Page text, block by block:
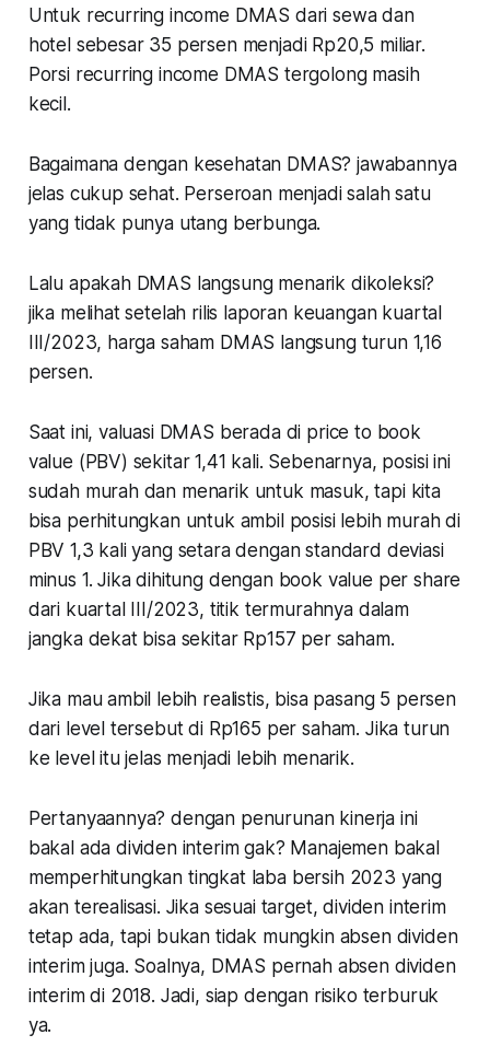
Untuk recurring income DMAS dari sewa dan
hotel sebesar 35 persen menjadi Rp20,5 miliar.
Porsi recurring income DMAS tergolong masih
kecil.
Bagaimana dengan kesehatan DMAS? jawabannya
jelas cukup sehat. Perseroan menjadi salah satu
yang tidak punya utang berbunga.
Lalu apakah DMAS langsung menarik dikoleksi?
jika melihat setelah rilis laporan keuangan kuartal
III/2023, harga saham DMAS langsung turun 1,16
persen.
Saat ini, valuasi DMAS berada di price to book
value (PBV) sekitar 1,41 kali. Sebenarnya, posisi ini
sudah murah dan menarik untuk masuk, tapi kita
bisa perhitungkan untuk ambil posisi lebih murah di
PBV 1,3 kali yang setara dengan standard deviasi
minus 1. Jika dihitung dengan book value per share
dari kuartal III/2023, titik termurahnya dalam
jangka dekat bisa sekitar Rp157 per saham.
Jika mau ambil lebih realistis, bisa pasang 5 persen
dari level tersebut di Rp165 per saham. Jika turun
ke level itu jelas menjadi lebih menarik.
Pertanyaannya? dengan penurunan kinerja ini
bakal ada dividen interim gak? Manajemen bakal
memperhitungkan tingkat laba bersih 2023 yang
akan terealisasi. Jika sesuai target, dividen interim
tetap ada, tapi bukan tidak mungkin absen dividen
interim juga. Soalnya, DMAS pernah absen dividen
interim di 2018. Jadi, siap dengan risiko terburuk
ya.